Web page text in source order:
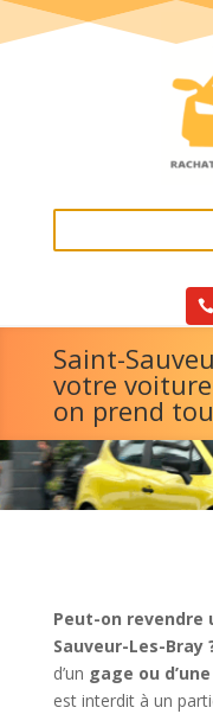
Saint-
votre
on prend
Peut-on revendre
Sauveur-Les-Bray
d’un gage ou
est interdit à un